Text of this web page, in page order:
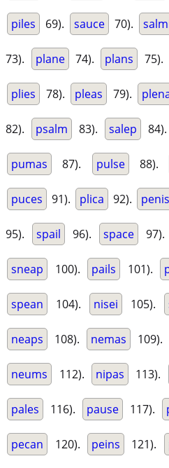
piles 69). sauce 70).
73). plane 74). plans 75).
plies 78). pleas 79).
82). psalm 83). salep 84).
pumas 87). pulse 88).
puces 91). plica 92). penis
95). spail 96). space 97).
sneap 100). pails 101).
spean 104). nisei 105).
neaps 108). nemas 109).
neums 112). nipas 113).
pales 116). pause 117).
pecan 120). peins 121).